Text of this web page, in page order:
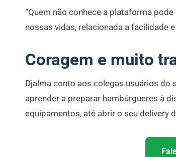
“Quem não conhece a plataforma
nossas vidas, relacionada a facilidade
Coragem e muito
Djalma conto aos colegas usuários do
aprender a preparar hambúrgueres à
equipamentos, até abrir o seu delivery